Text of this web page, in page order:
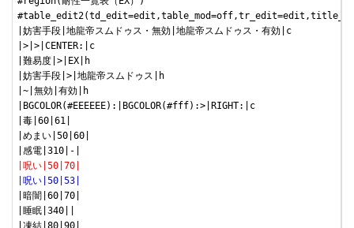
|妨害手段|地龍帝スムドゥス・無効|地龍帝スムドゥス・有効|c
|>|>|CENTER:|c
|難易度|>|EX|h
|妨害手段|>|地龍帝スムドゥス|h
|~|無効|有効|h
|BGCOLOR(#EEEEEE):|BGCOLOR(#fff):>|RIGHT:|c
|毒|60|61|
|めまい|50|60|
|呪い|50|70|
|呪い|50|53|
|暗闇|60|70|
|睡眠|340||